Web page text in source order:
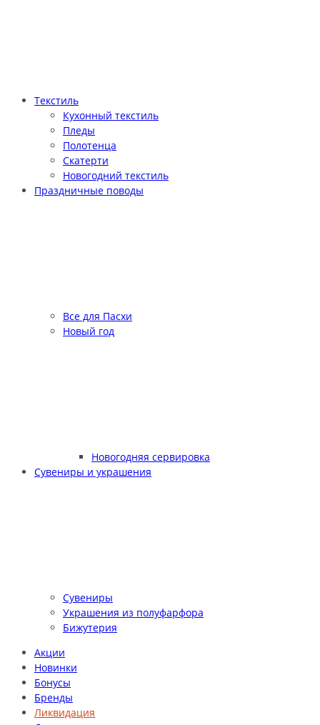
Текстиль
Кухонный текстиль
Пледы
Полотенца
Скатерти
Новогодний текстиль
Праздничные поводы
Все для Пасхи
Новый год
Новогодняя сервировка
Сувениры и украшения
Сувениры
Украшения из полуфарфора
Бижутерия
Акции
Новинки
Бонусы
Бренды
Ликвидация